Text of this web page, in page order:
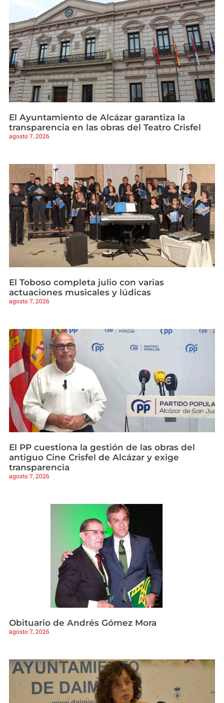
El Ayuntamiento de Alcázar garantiza la
transparencia en las obras del Teatro Crisfel
agosto 7, 2026
El Toboso completa julio con varias
actuaciones musicales y lúdicas
agosto 7, 2026
El PP cuestiona la gestión de las obras del
antiguo Cine Crisfel de Alcázar y exige
transparencia
agosto 7, 2026
Obituario de Andrés Gómez Mora
agosto 7, 2026